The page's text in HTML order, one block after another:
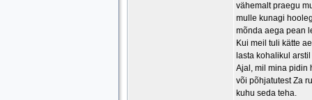
vähemalt praegu
mulle kunagi
mõnda aega pean
Kui meil tuli kätte
lasta kohalikul
Ajal, mil mina pidin
või põhjatutest Za
kuhu seda teha.